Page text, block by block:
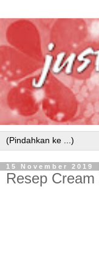
15 November 2019
Resep